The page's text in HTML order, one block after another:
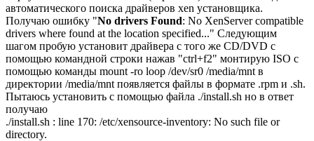
автоматического поиска драйверов xen установщика.
Получаю ошибку "No drivers Found: No XenServer compatible
drivers where found at the location specified..." Следующим
шагом пробую установит драйвера с того же CD/DVD с
помощью командной строки нажав "ctrl+f2" монтирую ISO с
помощью команды mount -ro loop /dev/sr0 /media/mnt в
директории /media/mnt появляется файлы в форматe .rpm и .sh.
Пытаюсь установить с помощью файла ./install.sh но в ответ
получаю
./install.sh : line 170: /etc/xensource-inventory: No such file or
directory.